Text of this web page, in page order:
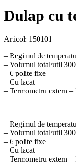
Dulap cu
Articol: 150101
– Regimul de
– Volumul total/util
– 6 polite fixe
– Сu lacat
– Termometru extern –
– Regimul de
– Volumul total/util
– 6 polite fixe
– Сu lacat
– Termometru extern –